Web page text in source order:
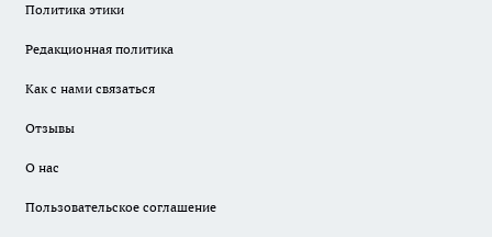
Политика этики
Редакционная политика
Как с нами связаться
Отзывы
О нас
Пользовательское соглашение